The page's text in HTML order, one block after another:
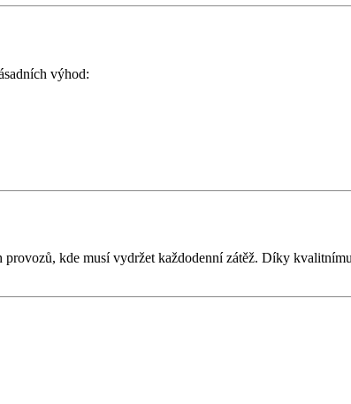
výhod:
kde musí vydržet každodenní zátěž. Díky